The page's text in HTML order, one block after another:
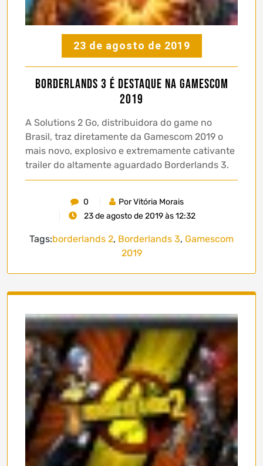
23 de agosto de 2019
Borderlands 3 é destaque na Gamescom
2019
A Solutions 2 Go, distribuidora do game no
Brasil, traz diretamente da Gamescom 2019 o
mais novo, explosivo e extremamente cativante
trailer do altamente aguardado Borderlands 3.
0
Por Vitória Morais
23 de agosto de 2019 às 12:32
Tags:borderlands 2, Borderlands 3, Gamescom
2019